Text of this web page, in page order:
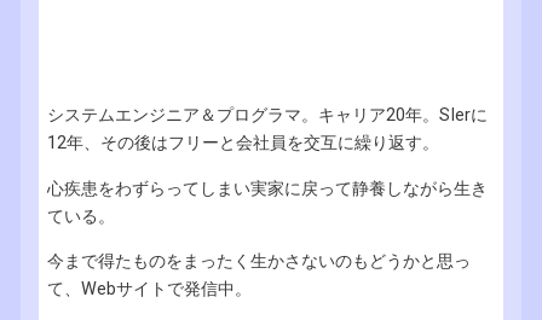
システムエンジニア＆プログラマ。キャリア20年。SIerに
12年、その後はフリーと会社員を交互に繰り返す。
心疾患をわずらってしまい実家に戻って静養しながら生き
ている。
今まで得たものをまったく生かさないのもどうかと思っ
て、Webサイトで発信中。